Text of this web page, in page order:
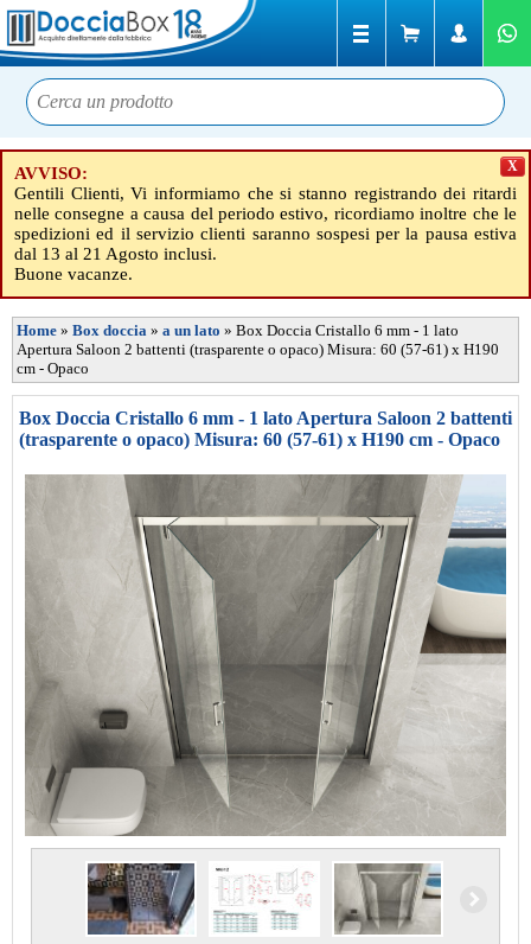
AVVISO:
Gentili Clienti, Vi informiamo che si stanno registrando dei ritardi
nelle consegne a causa del periodo estivo, ricordiamo inoltre che le
spedizioni ed il servizio clienti saranno sospesi per la pausa estiva
dal 13 al 21 Agosto inclusi.
Buone vacanze.
X
Home » Box doccia » a un lato » Box Doccia Cristallo 6 mm - 1 lato
Apertura Saloon 2 battenti (trasparente o opaco) Misura: 60 (57-61) x H190
cm - Opaco
Box Doccia Cristallo 6 mm - 1 lato Apertura Saloon 2 battenti
(trasparente o opaco) Misura: 60 (57-61) x H190 cm - Opaco